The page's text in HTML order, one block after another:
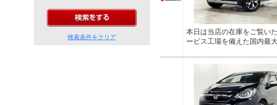
検索条件をクリア
本日は当店の在庫をご覧い
ービス工場を備えた国内最